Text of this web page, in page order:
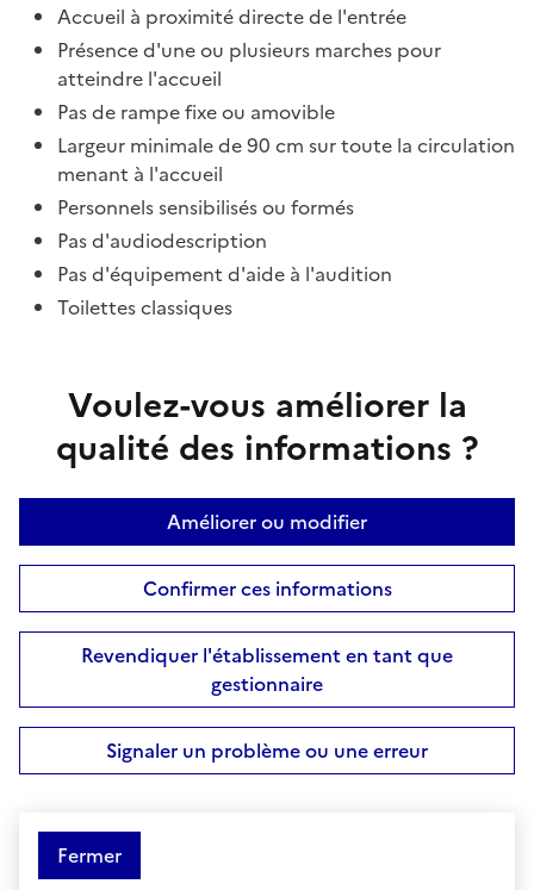
Accueil à proximité directe de l'entrée
Présence d'une ou plusieurs marches pour
atteindre l'accueil
Pas de rampe fixe ou amovible
Largeur minimale de 90 cm sur toute la circulation
menant à l'accueil
Personnels sensibilisés ou formés
Pas d'audiodescription
Pas d'équipement d'aide à l'audition
Toilettes classiques
Voulez-vous améliorer la
qualité des informations ?
Améliorer ou modifier
Confirmer ces informations
Revendiquer l'établissement en tant que
gestionnaire
Signaler un problème ou une erreur
Fermer